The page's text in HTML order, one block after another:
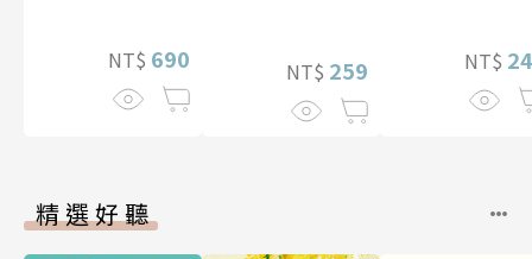
NT$ 690 NT$ 259 NT$
精選好聽